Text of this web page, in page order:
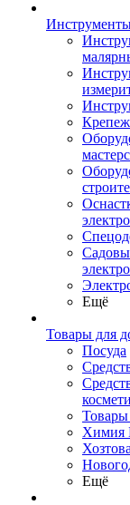
Крепеж
Ещё
Товары для
Посуда
Товары
Химия
Ещё